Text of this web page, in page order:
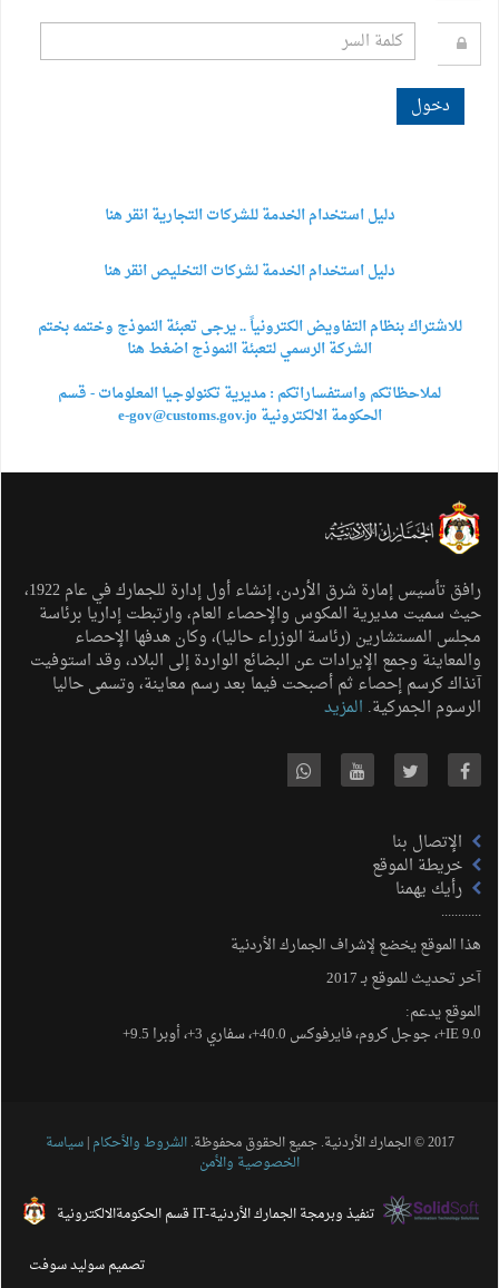
دليل استخدام الخدمة للشركات التجارية انقر هنا
دليل استخدام الخدمة لشركات التخليص انقر هنا
للاشتراك بنظام التفاويض الكترونياً .. يرجى تعبئة النموذج وختمه بختم
الشركة الرسمي لتعبئة النموذج اضغط هنا
لملاحظاتكم واستفساراتكم : مديرية تكنولوجيا المعلومات - قسم
الحكومة الالكترونية e-gov@customs.gov.jo
رافق تأسيس إمارة شرق الأردن، إنشاء أول إدارة للجمارك في عام 1922،
حيث سميت مديرية المكوس والإحصاء العام، وارتبطت إداريا برئاسة
مجلس المستشارين (رئاسة الوزراء حاليا)، وكان هدفها الإحصاء
والمعاينة وجمع الإيرادات عن البضائع الواردة إلى البلاد، وقد استوفيت
آنذاك كرسم إحصاء ثم أصبحت فيما بعد رسم معاينة، وتسمى حاليا
الرسوم الجمركية. المزيد
الإتصال بنا
خريطة الموقع
رأيك يهمنا
............
هذا الموقع يخضع لإشراف الجمارك الأردنية
آخر تحديث للموقع بـ 2017
الموقع يدعم:
IE 9.0+، جوجل كروم، فايرفوكس 40.0+، سفاري 3+، أوبرا 9.5+
2017 © الجمارك الأردنية. جميع الحقوق محفوظة. الشروط والأحكام|سياسة
الخصوصية والأمن
تنفيذ وبرمجة الجمارك الأردنية-IT قسم الحكومةالالكترونية
تصميمسوليد سوفت